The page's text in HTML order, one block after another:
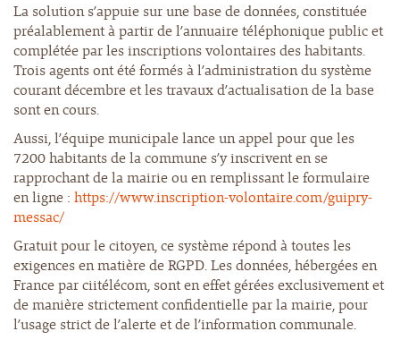
La solution s’appuie sur une base de données, constituée
préalablement à partir de l’annuaire téléphonique public et
complétée par les inscriptions volontaires des habitants.
Trois agents ont été formés à l’administration du système
courant décembre et les travaux d’actualisation de la base
sont en cours.
Aussi, l’équipe municipale lance un appel pour que les
7200 habitants de la commune s’y inscrivent en se
rapprochant de la mairie ou en remplissant le formulaire
en ligne : https://www.inscription-volontaire.com/guipry-
messac/
Gratuit pour le citoyen, ce système répond à toutes les
exigences en matière de RGPD. Les données, hébergées en
France par ciitélécom, sont en effet gérées exclusivement et
de manière strictement confidentielle par la mairie, pour
l’usage strict de l’alerte et de l’information communale.